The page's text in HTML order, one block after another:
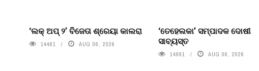
‘ଲକ୍ ଅପ୍ ୨’ ବିଜେତା ଶ୍ରେୟା କାଲରା
14481 AUG 06, 2026
‘ତେହେଲକା’ ସମ୍ପାଦକ ଦୋଷୀ
ସାବ୍ୟସ୍ତ
14991 AUG 06, 2026